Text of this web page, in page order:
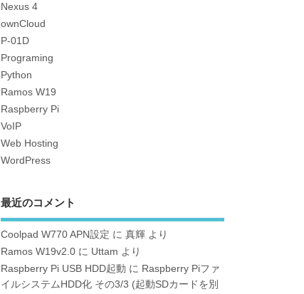
Nexus 4
ownCloud
P-01D
Programing
Python
Ramos W19
Raspberry Pi
VoIP
Web Hosting
WordPress
最近のコメント
Coolpad W770 APN設定 に真輝 より
Ramos W19v2.0 に Uttam より
Raspberry Pi USB HDD起動 に Raspberry Piファ
イルシステムHDD化 その3/3 (起動SDカードを別